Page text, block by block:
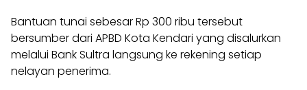
Bantuan tunai sebesar Rp 300 ribu tersebut
bersumber dari APBD Kota Kendari yang disalurkan
melalui Bank Sultra langsung ke rekening setiap
nelayan penerima.